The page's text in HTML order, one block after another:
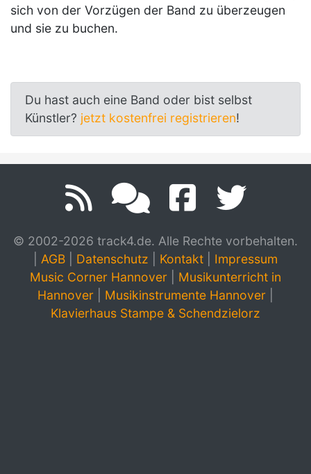
sich von der Vorzügen der Band zu überzeugen
und sie zu buchen.
Du hast auch eine Band oder bist selbst
Künstler? jetzt kostenfrei registrieren!
© 2002-2026 track4.de. Alle Rechte vorbehalten.
AGB Datenschutz Kontakt
Impressum
Music Corner Hannover
Musikunterricht in
Hannover
Musikinstrumente Hannover
Klavierhaus Stampe & Schendzielorz